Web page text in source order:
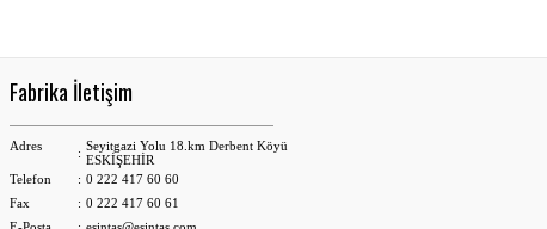
Fabrika İletişim
Adres : Seyitgazi Yolu 18.km Derbent Köyü
ESKİŞEHİR
Telefon
: 0 222 417 60 60
Fax
: 0 222 417 60 61